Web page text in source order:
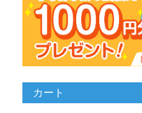
カート